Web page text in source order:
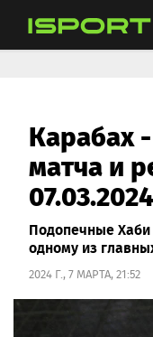
Карабах
матча и
07.03.2024
Подопечные
одному из
2024 Г., 7 МАРТА, 21:52